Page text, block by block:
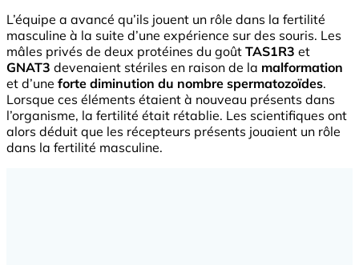
L’équipe a avancé qu’ils jouent un rôle dans la fertilité
masculine à la suite d’une expérience sur des souris. Les
mâles privés de deux protéines du goût TAS1R3 et
GNAT3 devenaient stériles en raison de la malformation
et d’une forte diminution du nombre spermatozoïdes.
Lorsque ces éléments étaient à nouveau présents dans
l’organisme, la fertilité était rétablie. Les scientifiques ont
alors déduit que les récepteurs présents jouaient un rôle
dans la fertilité masculine.